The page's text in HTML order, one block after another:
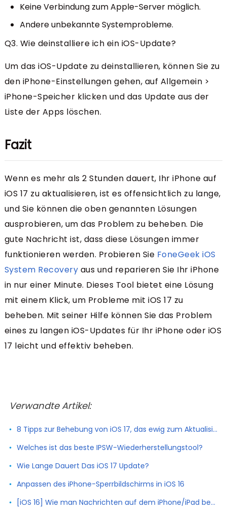
Keine Verbindung zum Apple-Server möglich.
Andere unbekannte Systemprobleme.
Q3. Wie deinstalliere ich ein iOS-Update?
Um das iOS-Update zu deinstallieren, können Sie zu
den iPhone-Einstellungen gehen, auf Allgemein >
iPhone-Speicher klicken und das Update aus der
Liste der Apps löschen.
Fazit
Wenn es mehr als 2 Stunden dauert, Ihr iPhone auf
iOS 17 zu aktualisieren, ist es offensichtlich zu lange,
und Sie können die oben genannten Lösungen
ausprobieren, um das Problem zu beheben. Die
gute Nachricht ist, dass diese Lösungen immer
funktionieren werden. Probieren Sie FoneGeek iOS
System Recovery aus und reparieren Sie Ihr iPhone
in nur einer Minute. Dieses Tool bietet eine Lösung
mit einem Klick, um Probleme mit iOS 17 zu
beheben. Mit seiner Hilfe können Sie das Problem
eines zu langen iOS-Updates für Ihr iPhone oder iOS
17 leicht und effektiv beheben.
Verwandte Artikel:
8 Tipps zur Behebung von iOS 17, das ewig zum Aktualisieren dauert
Welches ist das beste IPSW-Wiederherstellungstool?
Wie Lange Dauert Das iOS 17 Update?
Anpassen des iPhone-Sperrbildschirms in iOS 16
[iOS 16] Wie man Nachrichten auf dem iPhone/iPad bearbeitet und abbricht